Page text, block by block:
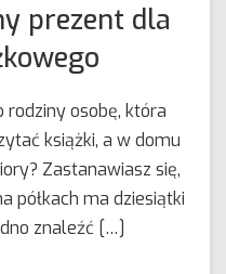
prezent dla
rodziny osobę, która
książki, a w domu
Zastanawiasz się,
półkach ma dziesiątki
znaleźć […]